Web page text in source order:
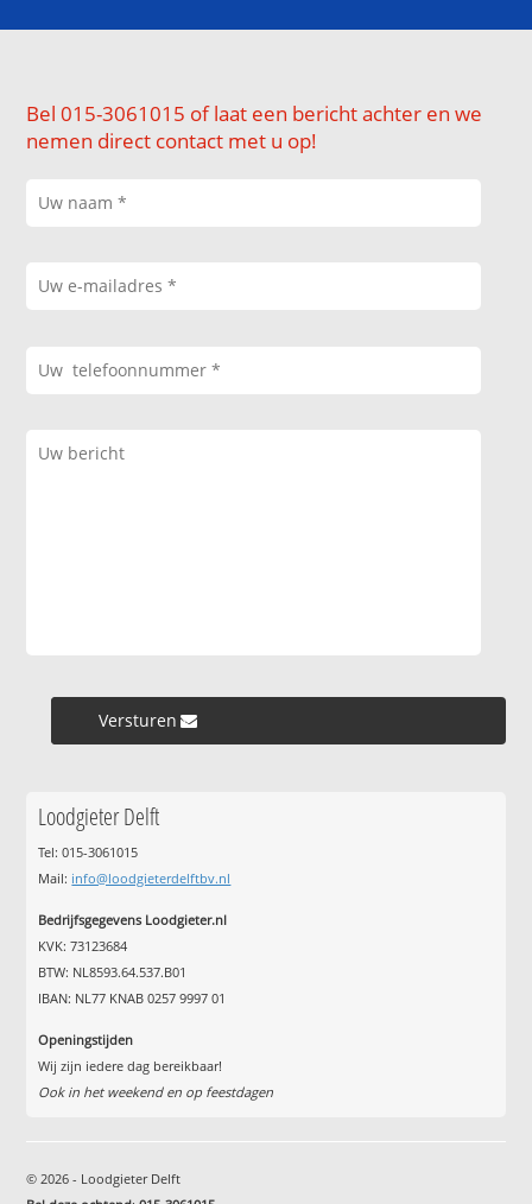
Bel 015-3061015 of laat een bericht achter en we
nemen direct contact met u op!
Versturen »
Loodgieter Delft
Tel: 015-3061015
Mail: info@loodgieterdelftbv.nl
Bedrijfsgegevens Loodgieter.nl
KVK: 73123684
BTW: NL8593.64.537.B01
IBAN: NL77 KNAB 0257 9997 01
Openingstijden
Wij zijn iedere dag bereikbaar!
Ook in het weekend en op feestdagen
© 2026 - Loodgieter Delft